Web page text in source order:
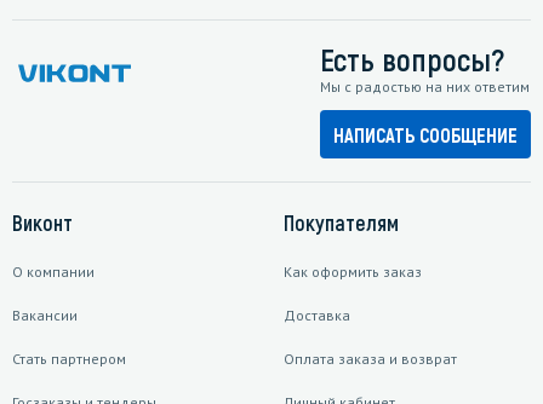
Есть вопросы?
Мы с радостью на них ответим
НАПИСАТЬ СООБЩЕНИЕ
Виконт
О компании
Вакансии
Стать партнером
Покупателям
Как оформить заказ
Доставка
Оплата заказа и возврат